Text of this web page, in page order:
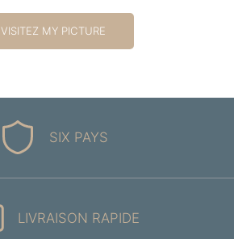
VISITEZ MY PICTURE
SIX PAYS
LIVRAISON RAPIDE